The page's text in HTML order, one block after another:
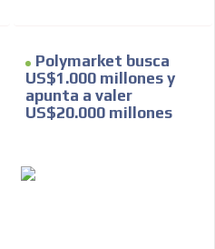
Polymarket busca
US$1.000 millones y
apunta a valer
US$20.000 millones